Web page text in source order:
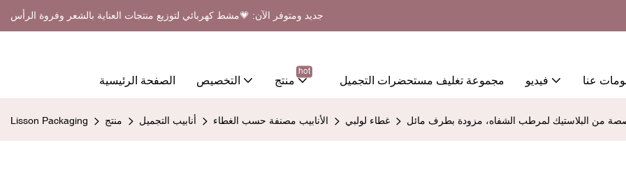
جديد ومتوفر الآن: 💗مشط كهربائي لتوزيع منتجات العناية بالشعر وفروة الرأس
الصفحة الرئيسية التخصيص منتج
hot
مجموعة تغليف مستحضرات التجميل فيديو عنا
Lisson Packaging منتج أنابيب التجميل الأنابيب مصنفة حسب الغطاء غطاء لولبي من البلاستيك لمرطب الشفاه، مزودة بطرف مائل